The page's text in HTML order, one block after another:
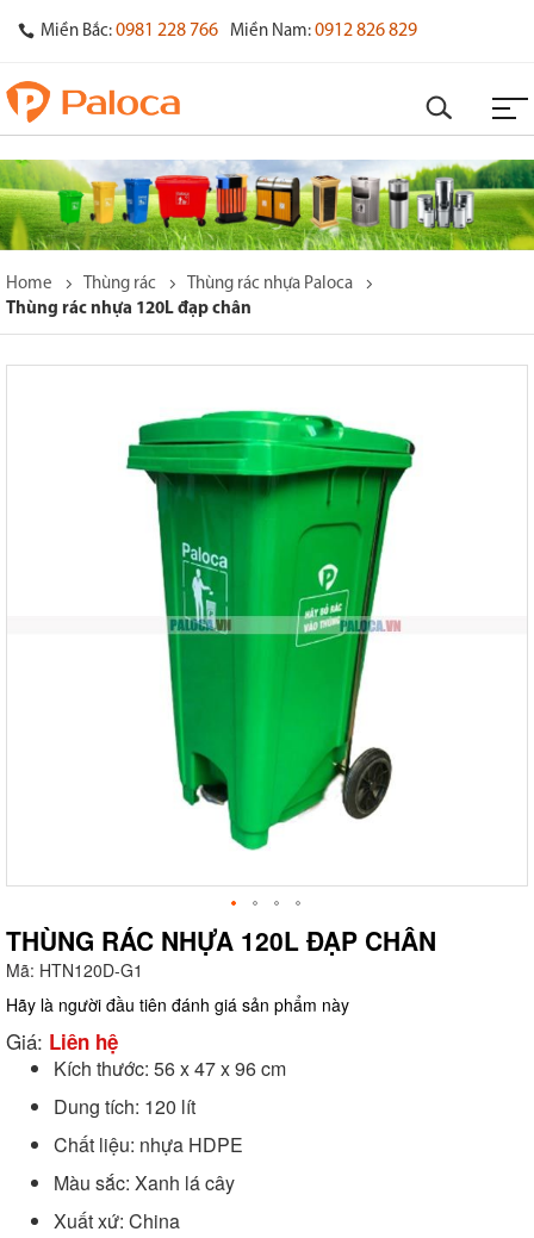
Miền Bắc: 0981 228 766 Miền Nam: 0912 826 829
Home Thùng rác
Thùng rác nhựa Paloca
Thùng rác nhựa 120L đạp chân
THÙNG RÁC NHỰA 120L ĐẠP CHÂN
Mã: HTN120D-G1
Hãy là người đầu tiên đánh giá sản phẩm này
Giá: Liên hệ
Kích thước: 56 x 47 x 96 cm
Dung tích: 120 lít
Chất liệu: nhựa HDPE
Màu sắc: Xanh lá cây
Xuất xứ: China